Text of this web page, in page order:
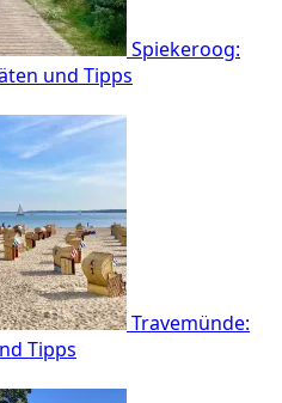
Spiekeroog:
und Tipps
Travemünde:
Tipps